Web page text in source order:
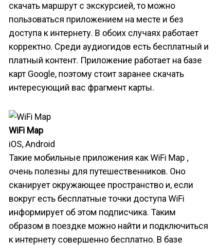
скачать маршрут с экскурсией, то можно
пользоваться приложением на месте и без
доступа к интернету. В обоих случаях работает
корректно. Среди аудиогидов есть бесплатный и
платный контент. Приложение работает на базе
карт Google, поэтому стоит заранее скачать
интересующий вас фрагмент карты.
WiFi Map
iOS, Android
Такие мобильные приложения как WiFi Map ,
очень полезны для путешественников. Оно
сканирует окружающее пространство и, если
вокруг есть бесплатные точки доступа WiFi
информирует об этом подписчика. Таким
образом в поездке можно найти и подключиться
к интернету совершенно бесплатно. В базе